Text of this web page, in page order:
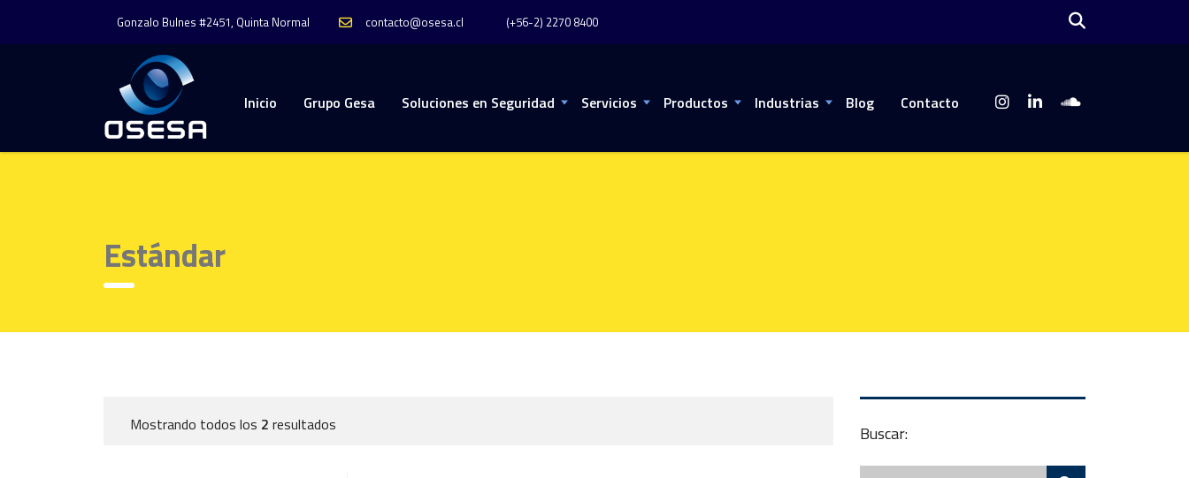
Gonzalo Bulnes #2451, Quinta Normal contacto@osesa.cl (+56-2) 2270 8400
Inicio Grupo Gesa Soluciones en Seguridad Servicios Productos Industrias Blog Contacto
Estándar
Mostrando todos los 2 resultados Buscar: